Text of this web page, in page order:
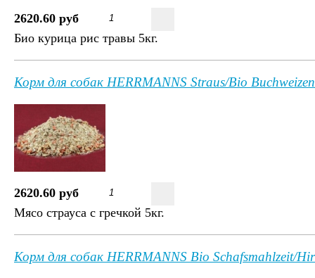
2620.60 руб
Био курица рис травы 5кг.
Корм для собак HERRMANNS Straus/Bio Buchweizen
2620.60 руб
Мясо страуса с гречкой 5кг.
Корм для собак HERRMANNS Bio Schafsmahlzeit/